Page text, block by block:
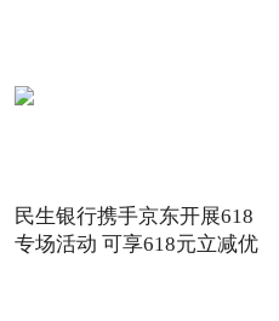
民生银行携手京东开展618
专场活动 可享618元立减优